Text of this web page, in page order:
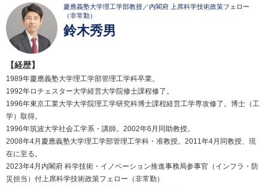
慶應義塾大学理工学部教授／内閣府 上席科学技術政策フェロー
（非常勤）
鈴木秀男
【経歴】
1989年慶應義塾大学理工学部管理工学科卒業。
1992年ロチェスター大学経営大学院修士課程修了。
1996年東京工業大学大学院理工学研究科博士課程経営工学専攻修了。博士（工
学）取得。
1996年筑波大学社会工学系・講師。2002年6月同助教授。
2008年4月慶應義塾大学理工学部管理工学科・准教授。2011年4月同教授、現
在に至る。
2023年4月内閣府 科学技術・イノベーション推進事務局参事官（インフラ・防
災担当）付上席科学技術政策フェロー（非常勤）